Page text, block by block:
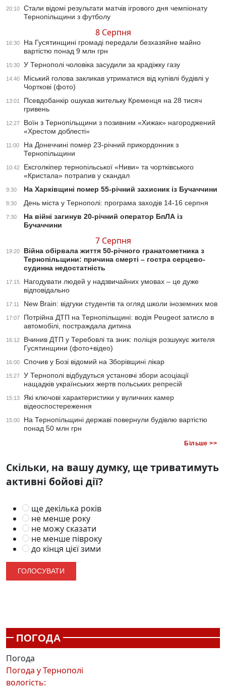
20:10
Стали відомі результати матчів ігрового дня чемпіонату
Тернопільщини з футболу
8 Серпня
16:30
На Гусятинщині громаді передали безхазяйне майно
вартістю понад 9 млн грн
15:30 У Тернополі чоловіка засудили за крадіжку газу
14:40
Міський голова закликав утриматися від купівлі будівлі у
Чорткові (фото)
13:01
Псевдобанкір ошукав жительку Кременця на 28 тисяч
гривень
12:27
Воїн з Тернопільщини з позивним «Хижак» нагороджений
«Хрестом доблесті»
11:00
На Донеччині помер 23-річний прикордонник з
Тернопільщини
10:42
Ексголкіпер тернопільської «Ниви» та чортківського
«Кристала» потрапив у скандал
9:30 На Харківщині помер 55-річний захисник із Бучаччини
8:30 День міста у Тернополі: програма заходів 14-16 серпня
7:30
На війні загинув 20-річний оператор БпЛА із
Бучаччини
7 Серпня
19:20
Війна обірвала життя 50-річного гранатометника з
Тернопільщини: причина смерті – гостра серцево-
судинна недостатність
17:15
Нагодувати людей у надзвичайних умовах – це дуже
відповідально
17:11 New Brain: відгуки студентів та огляд школи іноземних мов
17:07
Потрійна ДТП на Тернопільщині: водія Peugeot затисло в
автомобілі, постраждала дитина
16:12
Вчинив ДТП у Теребовлі та зник: поліція розшукує жителя
Гусятинщини (фото+відео)
16:00 Спочив у Бозі відомий на Зборівщині лікар
15:27
У Тернополі відбудуться установчі збори асоціації
нащадків українських жертв польських репресій
15:13
Які ключові характеристики у вуличних камер
відеоспостереження
15:00
На Тернопільщині державі повернули будівлю вартістю
понад 50 млн грн
Більше >>
Скільки, на вашу думку, ще триватимуть
активні бойові дії?
ще декілька років
не менше року
не можу сказати
не менше півроку
до кінця цієї зими
ПОГОДА
Погода
Погода уТернополі
вологість: